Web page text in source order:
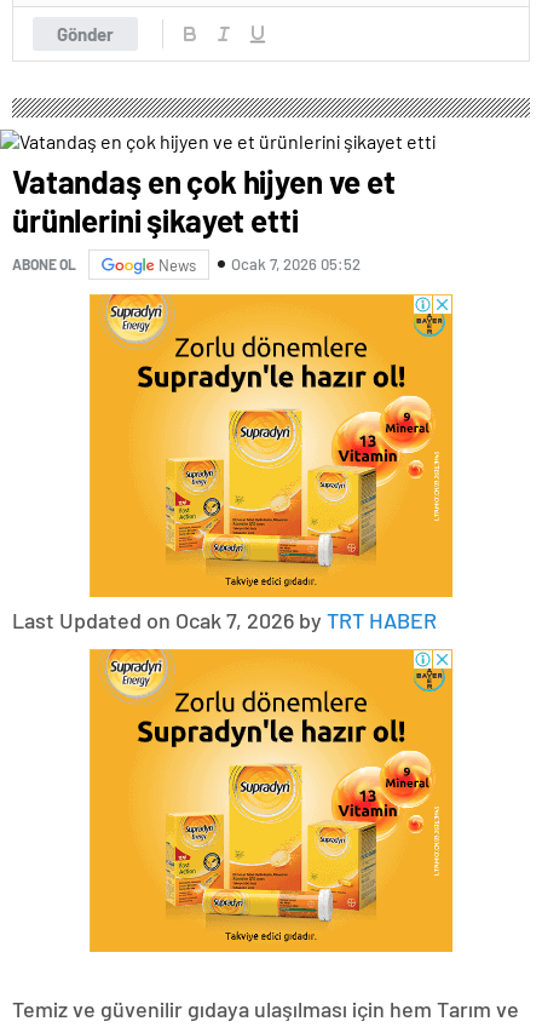
Gönder
Vatandaş en çok hijyen ve et
ürünlerini şikayet etti
ABONE OL News Ocak 7, 2026 05:52
Last Updated on Ocak 7, 2026 by TRT HABER
Temiz ve güvenilir gıdaya ulaşılması için hem Tarım ve